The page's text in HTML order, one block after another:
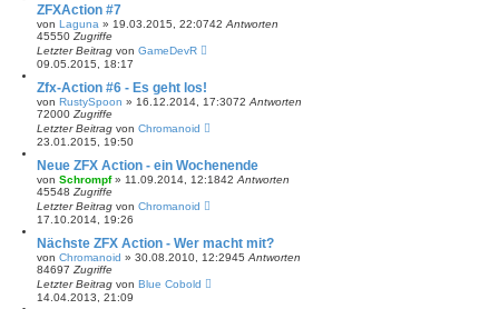
ZFXAction #7
von Laguna » 19.03.2015, 22:0742 Antworten
45550 Zugriffe
Letzter Beitrag von GameDevR
09.05.2015, 18:17
Zfx-Action #6 - Es geht los!
von RustySpoon » 16.12.2014, 17:3072 Antworten
72000 Zugriffe
Letzter Beitrag von Chromanoid
23.01.2015, 19:50
Neue ZFX Action - ein Wochenende
von Schrompf» 11.09.2014, 12:1842 Antworten
45548 Zugriffe
Letzter Beitrag von Chromanoid
17.10.2014, 19:26
Nächste ZFX Action - Wer macht mit?
von Chromanoid » 30.08.2010, 12:2945 Antworten
84697 Zugriffe
Letzter Beitrag von Blue Cobold
14.04.2013, 21:09